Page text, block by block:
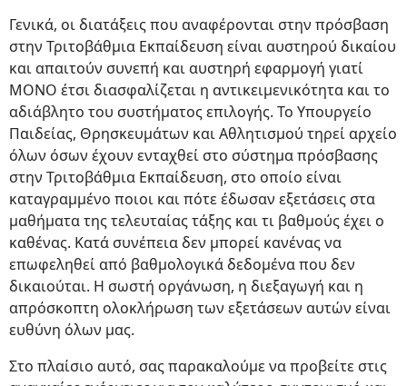
Γενικά, οι διατάξεις που αναφέρονται στην πρόσβαση
στην Τριτοβάθμια Εκπαίδευση είναι αυστηρού δικαίου
και απαιτούν συνεπή και αυστηρή εφαρμογή γιατί
ΜΟΝΟ έτσι διασφαλίζεται η αντικειμενικότητα και το
αδιάβλητο του συστήματος επιλογής. Το Υπουργείο
Παιδείας, Θρησκευμάτων και Αθλητισμού τηρεί αρχείο
όλων όσων έχουν ενταχθεί στο σύστημα πρόσβασης
στην Τριτοβάθμια Εκπαίδευση, στο οποίο είναι
καταγραμμένο ποιοι και πότε έδωσαν εξετάσεις στα
μαθήματα της τελευταίας τάξης και τι βαθμούς έχει ο
καθένας. Κατά συνέπεια δεν μπορεί κανένας να
επωφεληθεί από βαθμολογικά δεδομένα που δεν
δικαιούται. Η σωστή οργάνωση, η διεξαγωγή και η
απρόσκοπτη ολοκλήρωση των εξετάσεων αυτών είναι
ευθύνη όλων μας.
Στο πλαίσιο αυτό, σας παρακαλούμε να προβείτε στις